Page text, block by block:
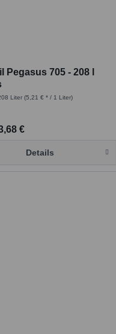
Pegasus 705 - 208 l
Liter(5,21 € * / 1 Liter)
€
Details